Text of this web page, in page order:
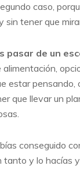
caso,
sin tener que
pasar de un
estar
que llevar un
conseguido
y lo hacías